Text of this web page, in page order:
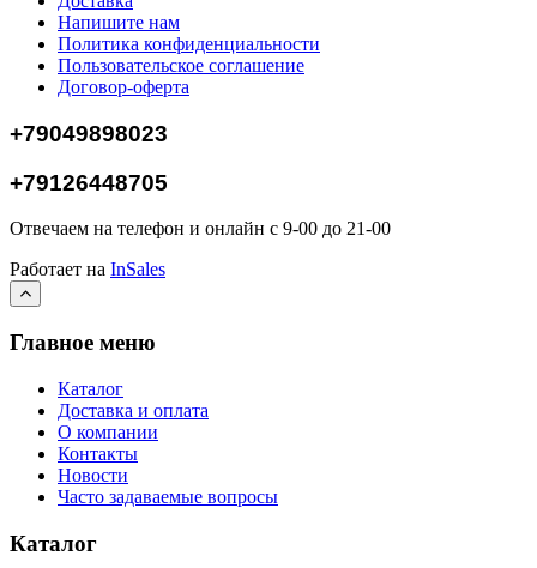
Напишите нам
Политика конфиденциальности
Пользовательское соглашение
Договор-оферта
+79049898023
+79126448705
Отвечаем на телефон и онлайн с 9-00 до 21-00
Работает на InSales
Главное меню
Каталог
Доставка и оплата
О компании
Контакты
Новости
Часто задаваемые вопросы
Каталог